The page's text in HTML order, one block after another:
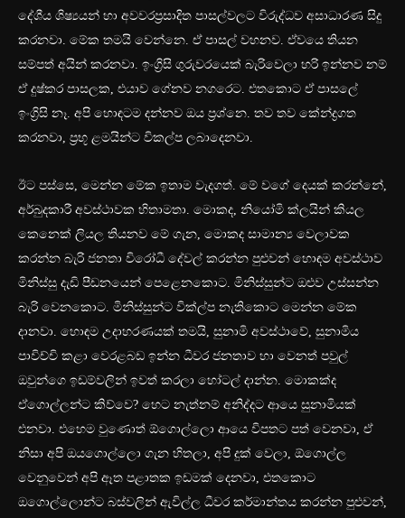
දේශීය ශිෂ්‍යයන් හා අවවරප්‍රසාදිත පාසල්වලට විරුද්ධව අසාධාරණ සිදු
කරනවා. මේක තමයි වෙන්නෙ. ඒ පාසල් වහනව. ඒවයෙ තියන
සම්පත් අයින් කරනවා. ඉංග්‍රිසි ගුරුවරයෙක් බැරිවෙලා හරි ඉන්නව නම්
ඒ දුෂ්කර පාසලක, එයාව ගේනව නගරෙට. එතකොට ඒ පාසලේ
ඉංග්‍රිසි නෑ. අපි හොඳටම දන්නව ඔය ප්‍රශ්නෙ. තව තව කේන්ද්‍රගත
කරනවා, ප්‍රභූ ළමයින්ට විකල්ප ලබාදෙනවා.
ඊට පස්සෙ, මෙන්න මේක ඉතාම වැදගත්. මේ වගේ දෙයක් කරන්නේ,
අර්බුදකාරී අවස්ථාවක හිතාමතා. මොකද, නියෝමි ක්ලයින් කියල
කෙනෙක් ලියල තියනව මේ ගැන, මොකද සාමාන්‍ය වෙලාවක
කරන්න බැරි ජනතා විරෝධී දේවල් කරන්න පුළුවන් හොඳම අවස්ථාව
මිනිස්සු දැඩි පීඩනයෙන් පෙළෙනකොට. මිනිස්සුන්ට ඔළුව උස්සන්න
බැරි වෙනකොට. මිනිස්සුන්ට වික්ල්ප නැතිකොට මෙන්න මේක
දානවා. හොඳම උදාහරණයක් තමයි, සුනාමි අවස්ථාවේ, සුනාමිය
පාවිච්චි කළා වෙරළබඩ ඉන්න ධීවර ජනතාව හා වෙනත් පවුල්
ඔවුන්ගෙ ඉඩම්වලින් ඉවත් කරලා හෝටල් දාන්න. මොකක්ද
ඒගොල්ලන්ට කිව්වෙ? හෙට නැත්නම් අනිද්දට ආයෙ සුනාමියක්
එනවා. එහෙම වුණොත් ඕගොල්ලො ආයෙ විපතට පත් වෙනවා, ඒ
නිසා අපි ඔයගොල්ලො ගැන හිතලා, අපි දුක් වෙලා, ඕගොල්ල
වෙනුවෙන් අපි ඈත පළාතක ඉඩමක් දෙනවා, එතකොට
ඔගොල්ලොන්ට බස්වලින් ඇවිල්ල ධීවර කර්මාන්තය කරන්න පුළුවන්,